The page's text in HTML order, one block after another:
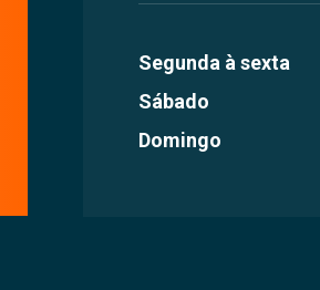
Segunda à sexta
Sábado
Domingo